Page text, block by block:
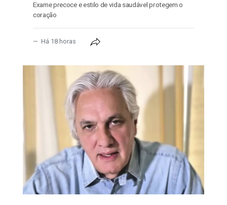
Exame precoce e estilo de vida saudável protegem o
coração
Há 18 horas